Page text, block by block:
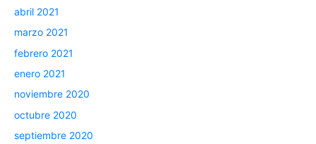
abril 2021
marzo 2021
febrero 2021
enero 2021
noviembre 2020
octubre 2020
septiembre 2020